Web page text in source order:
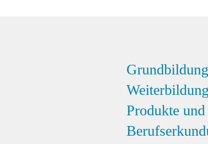
Grundbildung
Produkte